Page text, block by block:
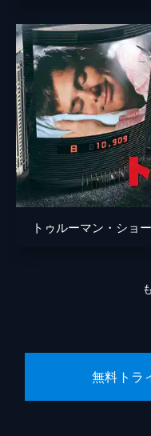
トゥルーマン・ショー
無料トラ